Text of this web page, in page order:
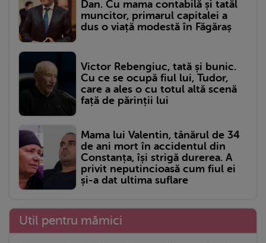
Dan. Cu mama contabilă și tatăl
muncitor, primarul capitalei a
dus o viață modestă în Făgăraș
Victor Rebengiuc, tată și bunic.
Cu ce se ocupă fiul lui, Tudor,
care a ales o cu totul altă scenă
față de părinții lui
Mama lui Valentin, tânărul de 34
de ani mort în accidentul din
Constanța, își strigă durerea. A
privit neputincioasă cum fiul ei
și-a dat ultima suflare
Util pentru mămici